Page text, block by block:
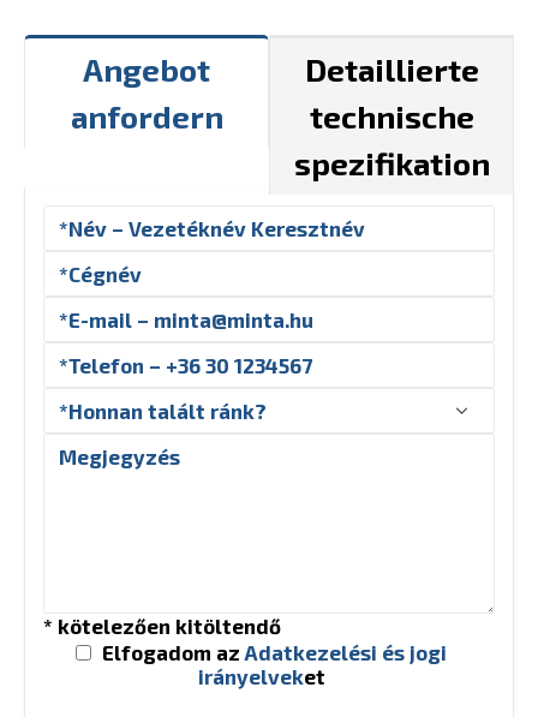
Angebot
anfordern
Detaillierte
technische
spezifikation
* kötelezően kitöltendő
Elfogadom az Adatkezelési és jogi
irányelveket